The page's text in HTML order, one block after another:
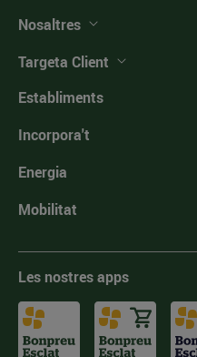
Nosaltres
Targeta Client
Establiments
Incorpora't
Energia
Mobilitat
Les nostres apps